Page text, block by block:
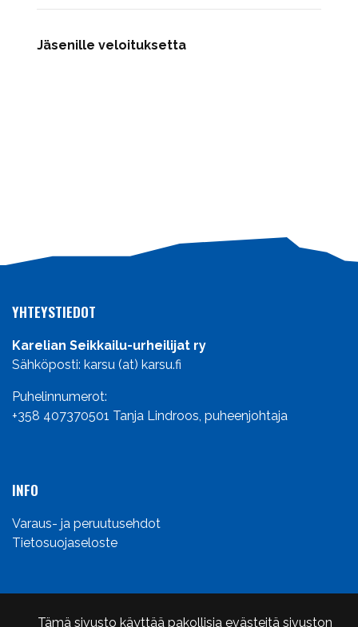
Tämä sivusto käyttää pakollisia evästeitä sivuston
Jäsenille veloituksetta
YHTEYSTIEDOT
Karelian Seikkailu-urheilijat ry
Sähköposti: karsu (at) karsu.fi
Puhelinnumerot:
+358 407370501 Tanja Lindroos, puheenjohtaja
INFO
Varaus- ja peruutusehdot
Tietosuojaseloste